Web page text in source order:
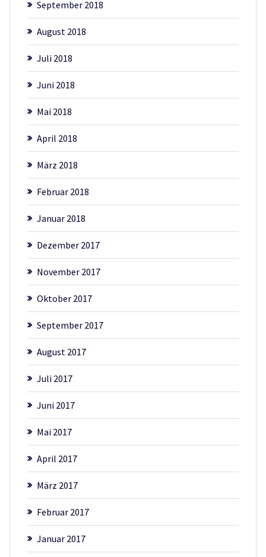
September 2018
August 2018
Juli 2018
Juni 2018
Mai 2018
April 2018
März 2018
Februar 2018
Januar 2018
Dezember 2017
November 2017
Oktober 2017
September 2017
August 2017
Juli 2017
Juni 2017
Mai 2017
April 2017
März 2017
Februar 2017
Januar 2017